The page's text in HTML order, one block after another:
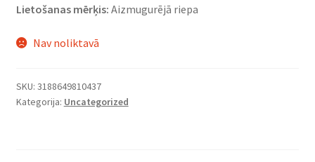
Lietošanas mērķis: Aizmugurējā riepa
Nav noliktavā
SKU: 3188649810437
Kategorija: Uncategorized